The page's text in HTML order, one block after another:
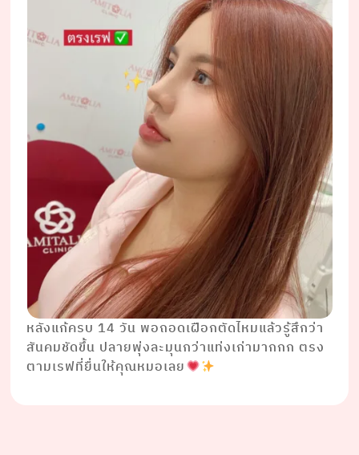
หลังแก้ครบ 14 วัน พอถอดเฝือกตัดไหมแล้วรู้สึกว่า
สันคมชัดขึ้น ปลายพุ่งละมุนกว่าแท่งเก่ามากกก ตรง
ตามเรฟที่ยื่นให้คุณหมอเลย